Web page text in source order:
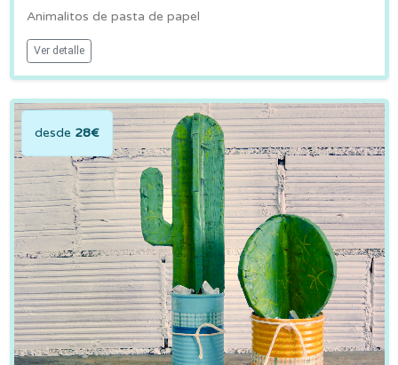
Animalitos de pasta de papel
Ver detalle
desde 28€